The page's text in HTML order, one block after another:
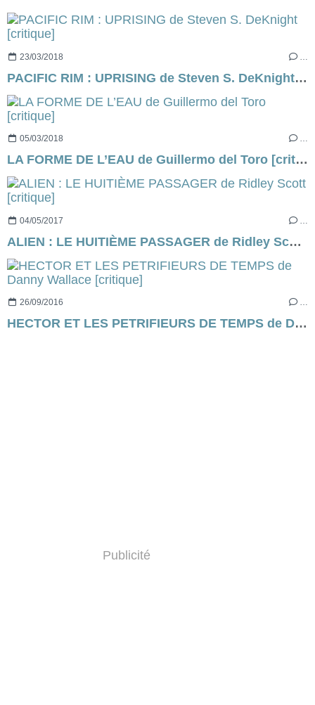
23/03/2018 …
PACIFIC RIM : UPRISING de Steven S. DeKnight [critique]
05/03/2018 …
LA FORME DE L’EAU de Guillermo del Toro [critique]
04/05/2017
ALIEN : LE HUITIÈME PASSAGER de Ridley Scott [critique]
26/09/2016 …
HECTOR ET LES PETRIFIEURS DE TEMPS de Danny Wallace [critique]
Publicité